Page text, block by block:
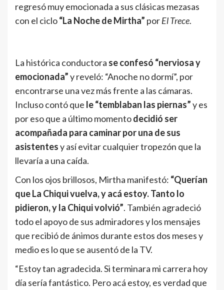
regresó muy emocionada a sus clásicas mezasas
con el ciclo“La Noche de Mirtha” porEl Trece.
La histórica conductora se confesó “nerviosa y
emocionada”y reveló: “Anoche no dormí”, por
encontrarse una vez más frente a las cámaras.
Incluso contó que le “temblaban las piernas”y es
por eso que a último momentodecidió ser
acompañada para caminar por una de sus
asistentesy así evitar cualquier tropezón que la
llevaría a una caída.
Con los ojos brillosos, Mirtha manifestó: “Querían
que La Chiqui vuelva, y acá estoy. Tanto lo
pidieron, y la Chiqui volvió”. También agradeció
todo el apoyo de sus admiradores y los mensajes
que recibió de ánimos durante estos dos meses y
medio es lo que se ausentó de la TV.
“Estoy tan agradecida. Si terminara mi carrera hoy
día sería fantástico. Pero acá estoy, es verdad que